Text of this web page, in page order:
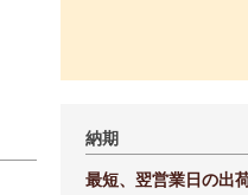
納期
最短、翌営業日の出荷